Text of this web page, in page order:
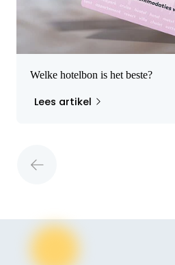
Welke hotelbon is het beste?
Lees artikel